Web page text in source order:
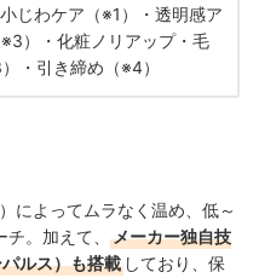
じわケア（※1）・透明感ア
）・化粧ノリアップ・毛
・引き締め（※4）
によってムラなく温め、低～
。加えて、
メーカー独自技
ルス）も搭載 しており、保